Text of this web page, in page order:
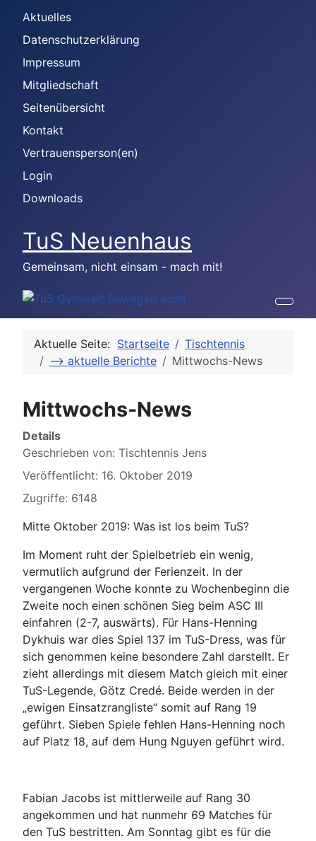
Aktuelles
Datenschutzerklärung
Impressum
Mitgliedschaft
Seitenübersicht
Kontakt
Vertrauensperson(en)
Login
Downloads
TuS Neuenhaus
Gemeinsam, nicht einsam - mach mit!
Aktuelle Seite: Startseite
Tischtennis
--> aktuelle Berichte
Mittwochs-News
Mittwochs-News
Details
Geschrieben von: Tischtennis Jens
Veröffentlicht: 16. Oktober 2019
Zugriffe: 6148
Mitte Oktober 2019: Was ist los beim TuS?
Im Moment ruht der Spielbetrieb ein wenig,
vermutlich aufgrund der Ferienzeit. In der
vergangenen Woche konnte zu Wochenbeginn die
Zweite noch einen schönen Sieg beim ASC III
einfahren (2-7, auswärts). Für Hans-Henning
Dykhuis war dies Spiel 137 im TuS-Dress, was für
sich genommen keine besondere Zahl darstellt. Er
zieht allerdings mit diesem Match gleich mit einer
TuS-Legende, Götz Credé. Beide werden in der
„ewigen Einsatzrangliste“ somit auf Rang 19
geführt. Sieben Spiele fehlen Hans-Henning noch
auf Platz 18, auf dem Hung Nguyen geführt wird.
Fabian Jacobs ist mittlerweile auf Rang 30
angekommen und hat nunmehr 69 Matches für
den TuS bestritten. Am Sonntag gibt es für die